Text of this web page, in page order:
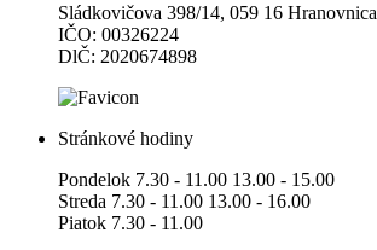
Sládkovičova 398/14, 059 16 Hranovnica
IČO: 00326224
DlČ: 2020674898
Stránkové hodiny
Pondelok 7.30 - 11.00 13.00 - 15.00
Streda 7.30 - 11.00 13.00 - 16.00
Piatok 7.30 - 11.00